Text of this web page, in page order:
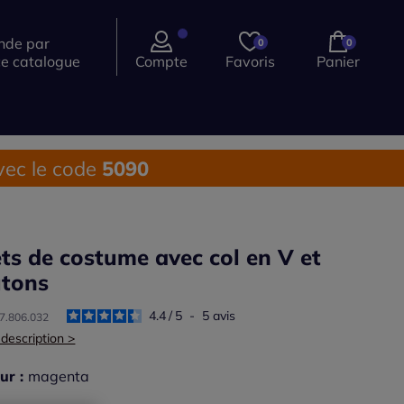
par
catalogue
Compte
0
Favoris
0
Panier
le code 5090
de costume avec col en V et
4.4/ 5 - 5avis
>
: magenta